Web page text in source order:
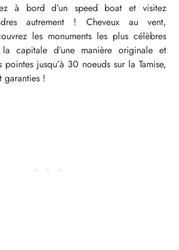
à bord d’un speed boat et visitez
autrement ! Cheveux au vent,
les monuments les plus célèbres
capitale d’une manière originale et
jusqu’à 30 noeuds sur la Tamise,
garanties !